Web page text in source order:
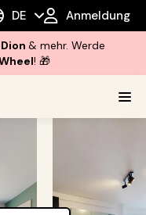
DE Anmeldung
& mehr. Werde
! 🎁